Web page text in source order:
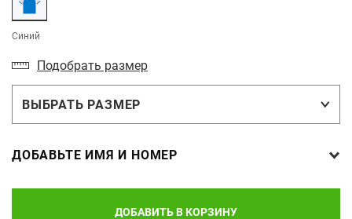
Синий
Подобрать размер
ВЫБРАТЬ РАЗМЕР
ДОБАВЬТЕ ИМЯ И НОМЕР
ДОБАВИТЬ В КОРЗИНУ